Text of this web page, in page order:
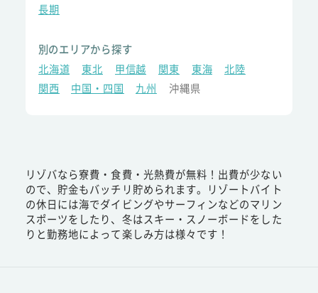
長期
別のエリアから探す
北海道
東北 甲信越 関東 東海
北陸
関西
中国・四国 九州 沖縄県
リゾバなら寮費・食費・光熱費が無料！出費が少ない
ので、貯金もバッチリ貯められます。リゾートバイト
の休日には海でダイビングやサーフィンなどのマリン
スポーツをしたり、冬はスキー・スノーボードをした
りと勤務地によって楽しみ方は様々です！